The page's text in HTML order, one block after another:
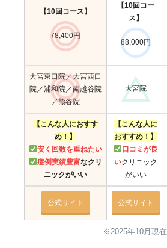
【10回コース】
78,400円
【10回コー
ス】
88,000円
大宮東口院／大宮西口
院／浦和院／南越谷院
／熊谷院
大宮院
【こんな人におすす
め！】
安く回数を重ねたい
症例実績豊富なクリ
ニックがいい
【こんな人に
おすすめ！】
口コミが良
いクリニック
がいい
公式サイト 公式サイト
※2025年10月現在